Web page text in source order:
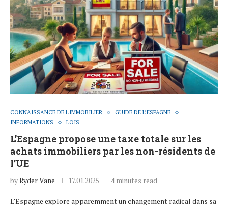
CONNAISSANCE DE L'IMMOBILIER
GUIDE DE L’ESPAGNE
INFORMATIONS
LOIS
L’Espagne propose une taxe totale sur les
achats immobiliers par les non-résidents de
l’UE
byRyder Vane 17.01.2025 4 minutes read
L’Espagne explore apparemment un changement radical dans sa